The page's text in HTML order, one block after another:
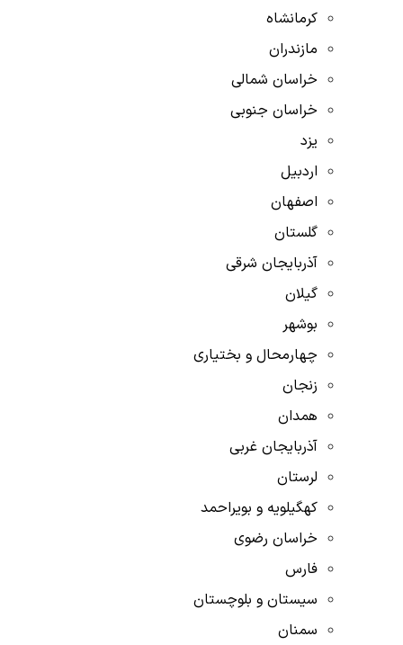
کرمانشاه
مازندران
خراسان شمالی
خراسان جنوبی
یزد
اردبیل
اصفهان
گلستان
آذربایجان شرقی
گیلان
بوشهر
چهارمحال و بختیاری
زنجان
همدان
آذربایجان غربی
لرستان
کهگیلویه و بویراحمد
خراسان رضوی
فارس
سیستان و بلوچستان
سمنان